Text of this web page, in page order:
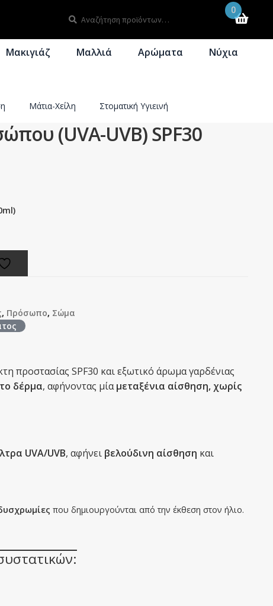
για:
0
Σετ Δώρου
Μάτια-Χείλη Στοματική Υγιεινή
Μακιγιάζ Μαλλιά Αρώματα Νύχια
(UVA-UVB) SPF30
, Πρόσωπο, Σώμα
προστασίας SPF30 και εξωτικό άρωμα γαρδένιας
δέρμα, αφήνοντας μίαμεταξένια αίσθηση, χωρίς
UVA/UVB, αφήνει βελούδινη αίσθηση και
που δημιουργούνται από την έκθεση στον ήλιο.